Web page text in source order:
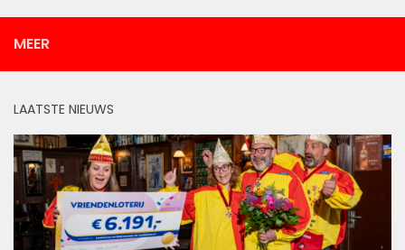
MEER
LAATSTE NIEUWS